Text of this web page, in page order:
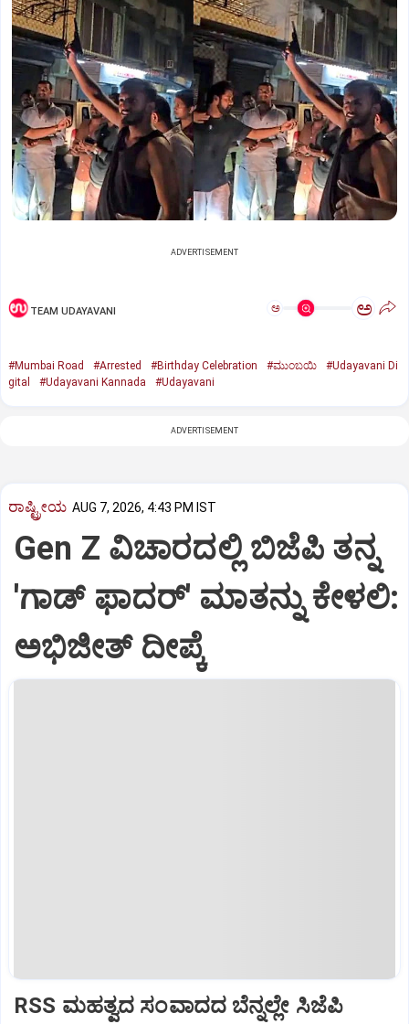
ADVERTISEMENT
TEAM UDAYAVANI ಅ ಅ
#Mumbai Road #Arrested #Birthday Celebration #ಮುಂಬಯಿ
#Udayavani Di
gital
#Udayavani Kannada #Udayavani
ADVERTISEMENT
ರಾಷ್ಟ್ರೀಯ AUG 7, 2026, 4:43 PM IST
Gen Z ವಿಚಾರದಲ್ಲಿ ಬಿಜೆಪಿ ತನ್ನ
'ಗಾಡ್ ಫಾದರ್' ಮಾತನ್ನು ಕೇಳಲಿ:
ಅಭಿಜೀತ್ ದೀಪ್ಕೆ
RSS ಮಹತ್ವದ ಸಂವಾದದ ಬೆನ್ನಲ್ಲೇ ಸಿಜೆಪಿ